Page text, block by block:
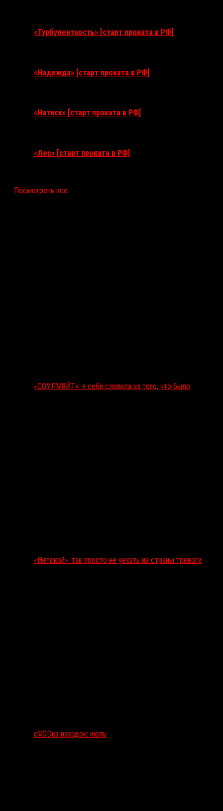
«Турбулентность» [старт проката в РФ]
«Надежда» [старт проката в РФ]
«Натиск» [старт проката в РФ]
«Лес» [старт проката в РФ]
Посмотреть все
«СОУЛМ8ЙТ»: я себя слепила из того, что было
«Непокой»: так просто не уехать из страны тревоги
сVODка находок: июль